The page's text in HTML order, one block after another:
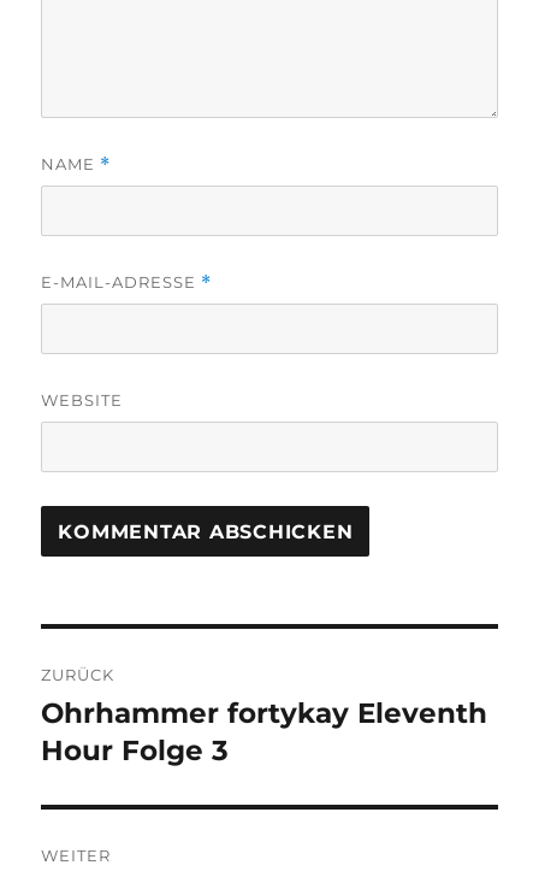
NAME *
E-MAIL-ADRESSE *
WEBSITE
ZURÜCK
Vorheriger
Beitrag:
Ohrhammer fortykay Eleventh
Hour Folge 3
WEITER